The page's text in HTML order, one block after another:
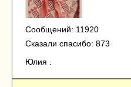
Сообщений: 11920
Сказали спасибо: 873
Юлия .